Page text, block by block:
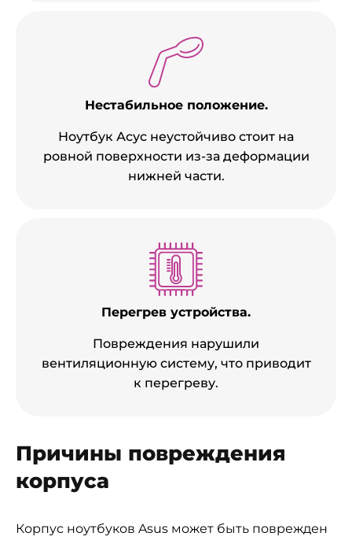
Нестабильное положение.
Ноутбук Асус неустойчиво стоит на
ровной поверхности из-за деформации
нижней части.
Перегрев устройства.
Повреждения нарушили
вентиляционную систему, что приводит
к перегреву.
Причины повреждения
корпуса
Корпус ноутбуков Asus может быть поврежден